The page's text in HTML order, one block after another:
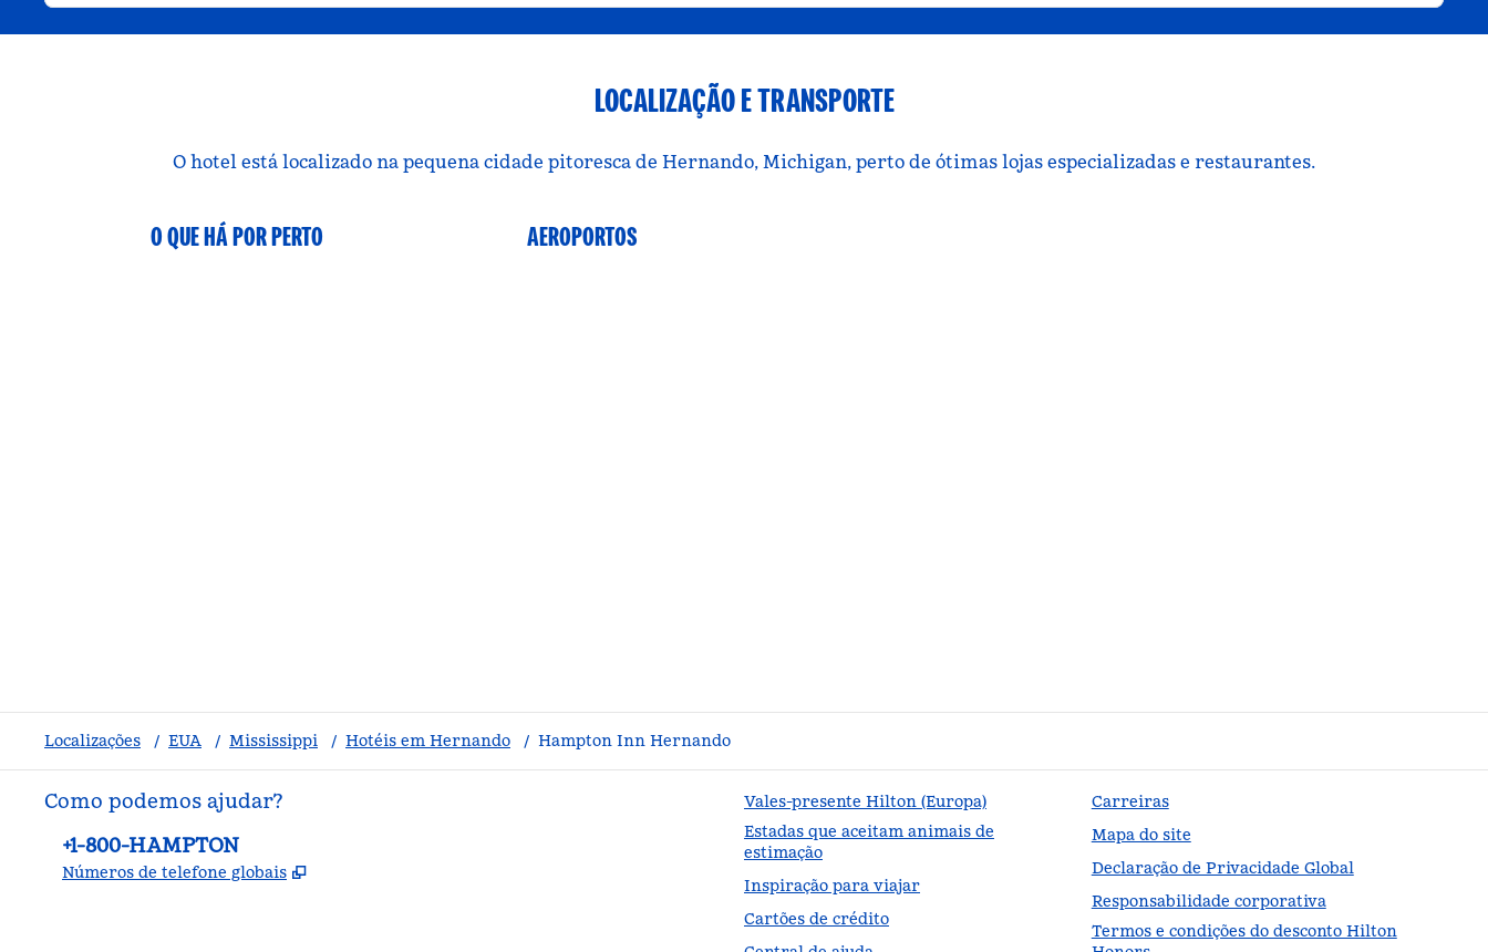
LOCALIZAÇÃO E TRANSPORTE
O hotel está localizado na pequena cidade pitoresca de Hernando, Michigan, perto de ótimas lojas especializadas e restaurantes.
O QUE HÁ POR PERTO AEROPORTOS
Localizações / EUA / Mississippi / Hotéis em Hernando / Hampton Inn Hernando
Como podemos ajudar?
Telefone:
+1-800-HAMPTON
Números de telefone globais ,
Vales-presente Hilton (Europa)
Estadas que aceitam animais de
estimação
Inspiração para viajar
Cartões de crédito
Carreiras
Mapa do site
Declaração de Privacidade Global
Responsabilidade corporativa
Termos e condições do desconto Hilton